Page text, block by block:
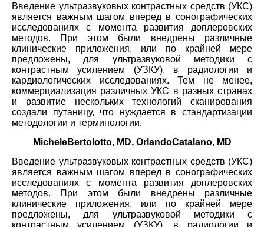
Введение ультразвуковых контрастных средств (УКС)
является важным шагом вперед в сонографических
исследованиях с момента развития доплеровских
методов. При этом были внедрены различные
клинические приложения, или по крайней мере
предложены, для ультразвуковой методики с
контрастным усилением (УЗКУ), в радиологии и
кардиологических исследованиях. Тем не менее,
коммерциализация различных УКС в разных странах
и развитие нескольких технологий сканирования
создали путаницу, что нуждается в стандартизации
методологии и терминологии.
MicheleBertolotto, MD, OrlandoCatalano, MD
Введение ультразвуковых контрастных средств (УКС)
является важным шагом вперед в сонографических
исследованиях с момента развития доплеровских
методов. При этом были внедрены различные
клинические приложения, или по крайней мере
предложены, для ультразвуковой методики с
контрастным усилением (УЗКУ), в радиологии и